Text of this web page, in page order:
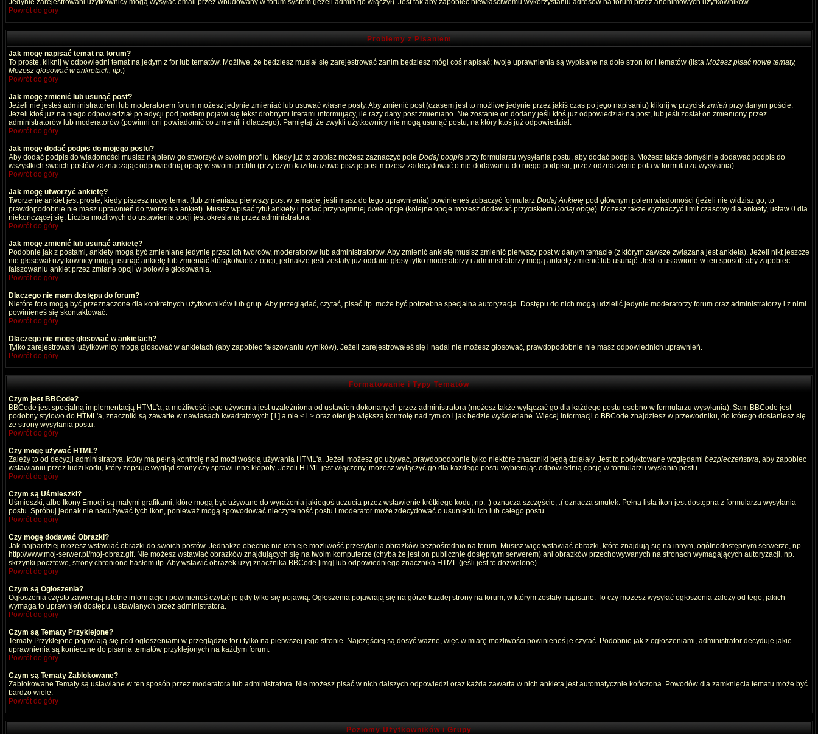
Jedynie zarejestrowani użytkownicy mogą wysyłać email przez wbudowany w forum system (jeżeli admin go włączył). Jest tak aby zapobiec niewłaściwemu wykorzystaniu adresów na forum przez anonimowych użytkowników.
Powrót do góry
Problemy z Pisaniem
Jak mogę napisać temat na forum?
To proste, kliknij w odpowiedni temat na jedym z for lub tematów. Możliwe, że będziesz musiał się zarejestrować zanim będziesz mógł coś napisać; twoje uprawnienia są wypisane na dole stron for i tematów (lista Możesz pisać nowe tematy,
Możesz głosować w ankietach, itp.)
Powrót do góry
Jak mogę zmienić lub usunąć post?
Jeżeli nie jesteś administratorem lub moderatorem forum możesz jedynie zmieniać lub usuwać własne posty. Aby zmienić post (czasem jest to możliwe jedynie przez jakiś czas po jego napisaniu) kliknij w przycisk zmień przy danym poście.
Jeżeli ktoś już na niego odpowiedział po edycji pod postem pojawi się tekst drobnymi literami informujący, ile razy dany post zmieniano. Nie zostanie on dodany jeśli ktoś już odpowiedział na post, lub jeśli został on zmieniony przez
administratorów lub moderatorów (powinni oni powiadomić co zmienili i dlaczego). Pamiętaj, że zwykli użytkownicy nie mogą usunąć postu, na który ktoś już odpowiedział.
Powrót do góry
Jak mogę dodać podpis do mojego postu?
Aby dodać podpis do wiadomości musisz najpierw go stworzyć w swoim profilu. Kiedy już to zrobisz możesz zaznaczyć pole Dodaj podpis przy formularzu wysyłania postu, aby dodać podpis. Możesz także domyślnie dodawać podpis do
wszystkich swoich postów zaznaczając odpowiednią opcję w swoim profilu (przy czym każdorazowo pisząc post możesz zadecydować o nie dodawaniu do niego podpisu, przez odznaczenie pola w formularzu wysyłania)
Powrót do góry
Jak mogę utworzyć ankietę?
Tworzenie ankiet jest proste, kiedy piszesz nowy temat (lub zmieniasz pierwszy post w temacie, jeśli masz do tego uprawnienia) powinieneś zobaczyć formularz Dodaj Ankietę pod głównym polem wiadomości (jeżeli nie widzisz go, to
prawdopodobnie nie masz uprawnień do tworzenia ankiet). Musisz wpisać tytuł ankiety i podać przynajmniej dwie opcje (kolejne opcje możesz dodawać przyciskiem Dodaj opcję). Możesz także wyznaczyć limit czasowy dla ankiety, ustaw 0 dla
niekończącej się. Liczba możliwych do ustawienia opcji jest określana przez administratora.
Powrót do góry
Jak mogę zmienić lub usunąć ankietę?
Podobnie jak z postami, ankiety mogą być zmieniane jedynie przez ich twórców, moderatorów lub administratorów. Aby zmienić ankietę musisz zmienić pierwszy post w danym temacie (z którym zawsze związana jest ankieta). Jeżeli nikt jeszcze
nie głosował użytkownicy mogą usunąć ankietę lub zmieniać którąkolwiek z opcji, jednakże jeśli zostały już oddane głosy tylko moderatorzy i administratorzy mogą ankietę zmienić lub usunąć. Jest to ustawione w ten sposób aby zapobiec
fałszowaniu ankiet przez zmianę opcji w połowie głosowania.
Powrót do góry
Dlaczego nie mam dostępu do forum?
Nietóre fora mogą być przeznaczone dla konkretnych użytkowników lub grup. Aby przeglądać, czytać, pisać itp. może być potrzebna specjalna autoryzacja. Dostępu do nich mogą udzielić jedynie moderatorzy forum oraz administratorzy i z nimi
powinieneś się skontaktować.
Powrót do góry
Dlaczego nie mogę głosować w ankietach?
Tylko zarejestrowani użytkownicy mogą głosować w ankietach (aby zapobiec fałszowaniu wyników). Jeżeli zarejestrowałeś się i nadal nie możesz głosować, prawdopodobnie nie masz odpowiednich uprawnień.
Powrót do góry
Formatowanie i Typy Tematów
Czym jest BBCode?
BBCode jest specjalną implementacją HTML'a, a możliwość jego używania jest uzależniona od ustawień dokonanych przez administratora (możesz także wyłączać go dla każdego postu osobno w formularzu wysyłania). Sam BBCode jest
podobny stylowo do HTML'a, znaczniki są zawarte w nawiasach kwadratowych [ i ] a nie < i > oraz oferuje większą kontrolę nad tym co i jak będzie wyświetlane. Więcej informacji o BBCode znajdziesz w przewodniku, do którego dostaniesz się
ze strony wysyłania postu.
Powrót do góry
Czy mogę używać HTML?
Zależy to od decyzji administratora, który ma pełną kontrolę nad możliwością używania HTML'a. Jeżeli możesz go używać, prawdopodobnie tylko niektóre znaczniki będą działały. Jest to podyktowane względami bezpieczeństwa, aby zapobiec
wstawianiu przez ludzi kodu, który zepsuje wygląd strony czy sprawi inne kłopoty. Jeżeli HTML jest włączony, możesz wyłączyć go dla każdego postu wybierając odpowiednią opcję w formularzu wysłania postu.
Powrót do góry
Czym są Uśmieszki?
Uśmieszki, albo Ikony Emocji są małymi grafikami, które mogą być używane do wyrażenia jakiegoś uczucia przez wstawienie krótkiego kodu, np. :) oznacza szczęście, :( oznacza smutek. Pełna lista ikon jest dostępna z formularza wysyłania
postu. Spróbuj jednak nie nadużywać tych ikon, ponieważ mogą spowodować nieczytelność postu i moderator może zdecydować o usunięciu ich lub całego postu.
Powrót do góry
Czy mogę dodawać Obrazki?
Jak najbardziej możesz wstawiać obrazki do swoich postów. Jednakże obecnie nie istnieje możliwość przesyłania obrazków bezpośrednio na forum. Musisz więc wstawiać obrazki, które znajdują się na innym, ogólnodostępnym serwerze, np.
http://www.moj-serwer.pl/moj-obraz.gif. Nie możesz wstawiać obrazków znajdujących się na twoim komputerze (chyba że jest on publicznie dostępnym serwerem) ani obrazków przechowywanych na stronach wymagających autoryzacji, np.
skrzynki pocztowe, strony chronione hasłem itp. Aby wstawić obrazek użyj znacznika BBCode [img] lub odpowiedniego znacznika HTML (jeśli jest to dozwolone).
Powrót do góry
Czym są Ogłoszenia?
Ogłoszenia często zawierają istotne informacje i powinieneś czytać je gdy tylko się pojawią. Ogłoszenia pojawiają się na górze każdej strony na forum, w którym zostały napisane. To czy możesz wysyłać ogłoszenia zależy od tego, jakich
wymaga to uprawnień dostępu, ustawianych przez administratora.
Powrót do góry
Czym są Tematy Przyklejone?
Tematy Przyklejone pojawiają się pod ogłoszeniami w przeglądzie for i tylko na pierwszej jego stronie. Najczęściej są dosyć ważne, więc w miarę możliwości powinieneś je czytać. Podobnie jak z ogłoszeniami, administrator decyduje jakie
uprawnienia są konieczne do pisania tematów przyklejonych na każdym forum.
Powrót do góry
Czym są Tematy Zablokowane?
Zablokowane Tematy są ustawiane w ten sposób przez moderatora lub administratora. Nie możesz pisać w nich dalszych odpowiedzi oraz każda zawarta w nich ankieta jest automatycznie kończona. Powodów dla zamknięcia tematu może być
bardzo wiele.
Powrót do góry
Poziomy Użytkowników i Grupy